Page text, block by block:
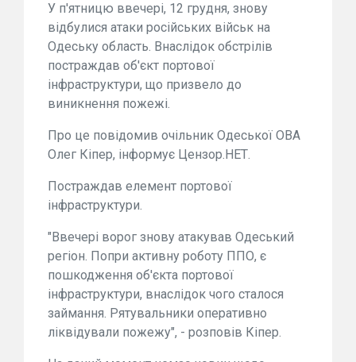
У п'ятницю ввечері, 12 грудня, знову
відбулися атаки російських військ на
Одеську область. Внаслідок обстрілів
постраждав об'єкт портової
інфраструктури, що призвело до
виникнення пожежі.
Про це повідомив очільник Одеської ОВА
Олег Кіпер, інформує Цензор.НЕТ.
Постраждав елемент портової
інфраструктури.
"Ввечері ворог знову атакував Одеський
регіон. Попри активну роботу ППО, є
пошкодження об'єкта портової
інфраструктури, внаслідок чого сталося
займання. Рятувальники оперативно
ліквідували пожежу", - розповів Кіпер.